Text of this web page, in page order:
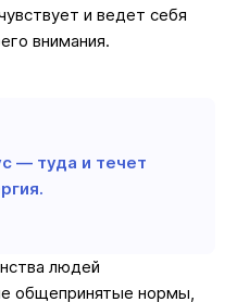
и ведет себя
внимания.
— туда и течет
людей
общепринятые нормы,